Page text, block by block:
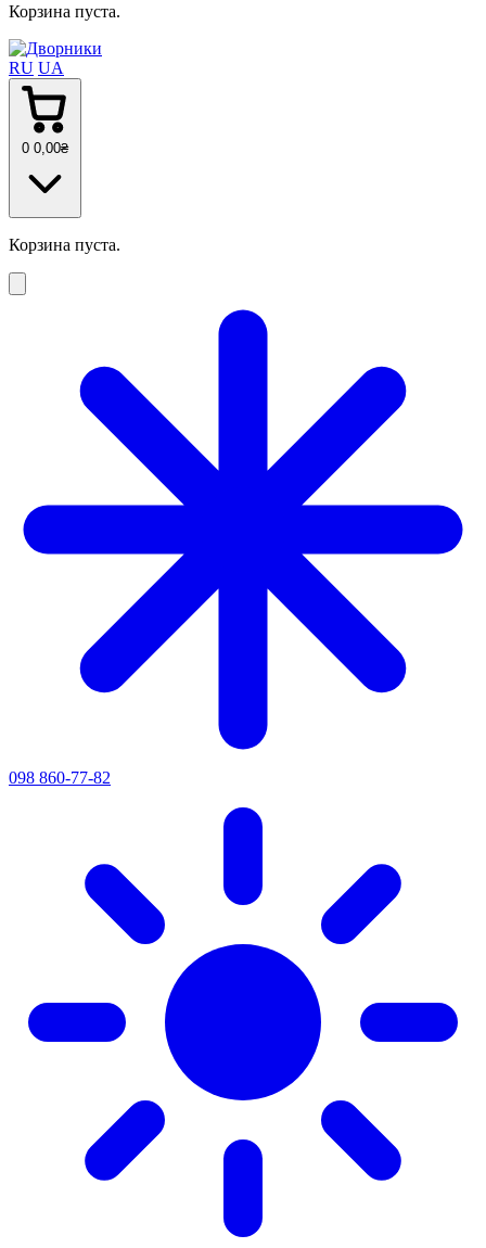
Корзина пуста.
RU UA
0 0 ,00₴
Корзина пуста.
098 860-77-82